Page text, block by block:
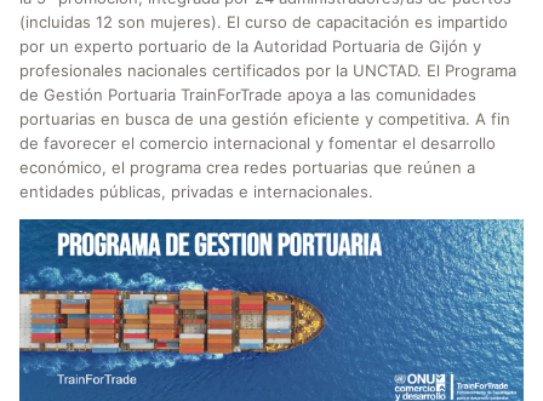
(incluidas 12 son mujeres). El curso de capacitación es impartido
por un experto portuario de la Autoridad Portuaria de Gijón y
profesionales nacionales certificados por la UNCTAD. El Programa
de Gestión Portuaria TrainForTrade apoya a las comunidades
portuarias en busca de una gestión eficiente y competitiva. A fin
de favorecer el comercio internacional y fomentar el desarrollo
económico, el programa crea redes portuarias que reúnen a
entidades públicas, privadas e internacionales.